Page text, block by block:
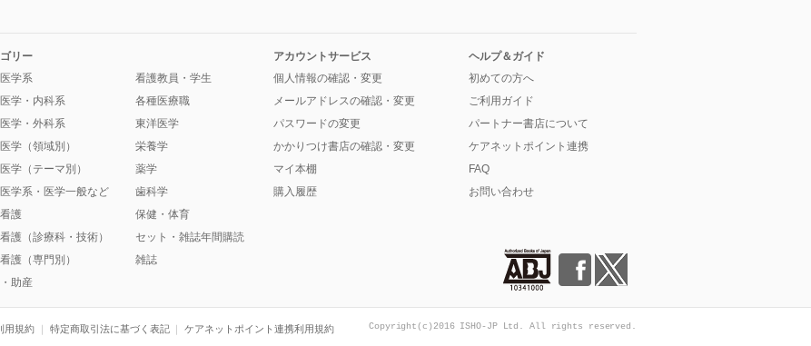
リー
学系
学・内科系
学・外科系
学（領域別）
学（テーマ別）
学系・医学一般など
護
護（診療科・技術）
護（専門別）
助産
看護教員・学生
各種医療職
東洋医学
栄養学
薬学
歯科学
保健・体育
セット・雑誌年間購読
雑誌
アカウントサービス
個人情報の確認・変更
メールアドレスの確認・変更
パスワードの変更
かかりつけ書店の確認・変更
マイ本棚
購入履歴
ヘルプ＆ガイド
初めての方へ
ご利用ガイド
パートナー書店について
ケアネットポイント連携
FAQ
お問い合わせ
用規約 特定商取引法に基づく表記 ケアネットポイント連携利用規約 Copyright(c)2016 ISHO-JP Ltd. All rights reserved.